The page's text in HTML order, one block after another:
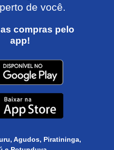
de você.
compras pelo
app!
Agudos, Piratininga,